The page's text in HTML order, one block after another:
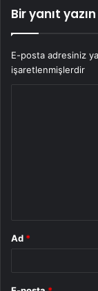
Bir yanıt yazın
E-posta adresiniz
işaretlenmişlerdir
Ad *